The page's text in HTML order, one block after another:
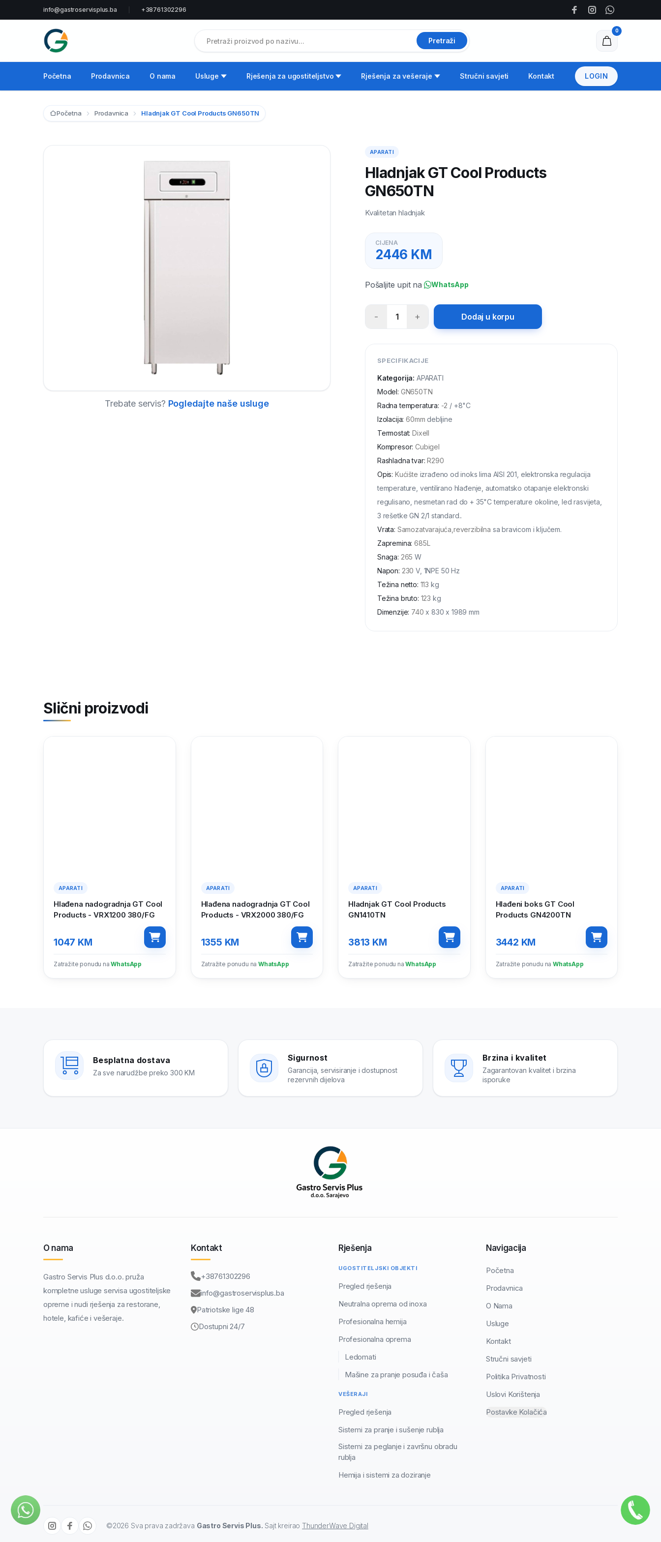
info@gastroservisplus.ba +38761302296
Pretraži
0
Početna Prodavnica O nama Usluge Rješenja za ugostiteljstvo Rješenja za vešeraje Stručni savjeti Kontakt LOGIN
Početna Prodavnica Hladnjak GT Cool Products GN650TN
Trebate servis? Pogledajte naše usluge
APARATI
Hladnjak GT Cool Products
GN650TN
Kvalitetan hladnjak
CIJENA
2446 KM
Pošaljite upit na WhatsApp
- 1 + Dodaj u korpu
SPECIFIKACIJE
Kategorija: APARATI
Model: GN650TN
Radna temperatura: -2 / +8"C
Izolacija: 60mm debljine
Termostat: Dixell
Kompresor: Cubigel
Rashladna tvar: R290
Opis: Kućište izrađeno od inoks lima AISI 201, elektronska regulacija
temperature, ventilirano hlađenje, automatsko otapanje elektronski
regulisano, nesmetan rad do + 35"C temperature okoline, led rasvijeta,
3 rešetke GN 2/1 standard..
Vrata: Samozatvarajuća,reverzibilna sa bravicom i ključem.
Zapremina: 685L
Snaga: 265 W
Napon: 230 V, 1NPE 50 Hz
Težina netto: 113 kg
Težina bruto: 123 kg
Dimenzije: 740 x 830 x 1989 mm
Slični proizvodi
APARATI
Hlađena nadogradnja GT Cool
Products - VRX1200 380/FG
1047 KM
Zatražite ponudu na WhatsApp
APARATI
Hlađena nadogradnja GT Cool
Products - VRX2000 380/FG
1355 KM
Zatražite ponudu na WhatsApp
APARATI
Hladnjak GT Cool Products
GN1410TN
3813 KM
Zatražite ponudu na WhatsApp
APARATI
Hlađeni boks GT Cool
Products GN4200TN
3442 KM
Zatražite ponudu na WhatsApp
Besplatna dostava
Za sve narudžbe preko 300 KM
Sigurnost
Garancija, servisiranje i dostupnost
rezervnih dijelova
Brzina i kvalitet
Zagarantovan kvalitet i brzina
isporuke
O nama
Gastro Servis Plus d.o.o. pruža
kompletne usluge servisa ugostiteljske
opreme i nudi rješenja za restorane,
hotele, kafiće i vešeraje.
Kontakt
+38761302296
info@gastroservisplus.ba
Patriotske lige 48
Dostupni 24/7
Rješenja
UGOSTITELJSKI OBJEKTI
Pregled rješenja
Neutralna oprema od inoxa
Profesionalna hemija
Profesionalna oprema
Ledomati
Mašine za pranje posuđa i čaša
VEŠERAJI
Pregled rješenja
Sistemi za pranje i sušenje rublja
Sistemi za peglanje i završnu obradu
rublja
Hemija i sistemi za doziranje
Navigacija
Početna
Prodavnica
O Nama
Usluge
Kontakt
Stručni savjeti
Politika Privatnosti
Uslovi Korištenja
Postavke Kolačića
©2026 Sva prava zadržava Gastro Servis Plus. Sajt kreirao ThunderWave Digital